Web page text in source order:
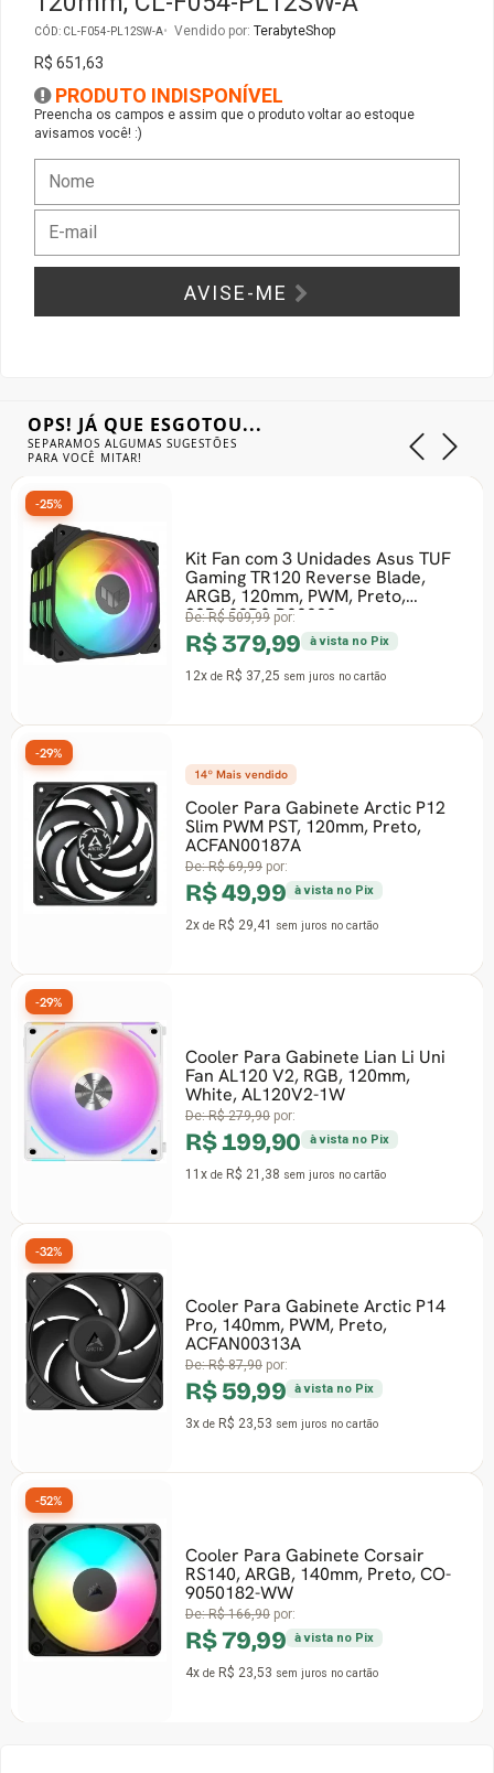
CÓD: CL-F054-PL12SW-A Vendido por: TerabyteShop
R$ 651,63
PRODUTO INDISPONÍVEL
Preencha os campos e assim que o produto voltar ao estoque
avisamos você! :)
AVISE-ME
OPS! JÁ QUE ESGOTOU...
SEPARAMOS ALGUMAS SUGESTÕES
PARA VOCÊ MITAR!
Kit Fan com 3 Unidades Asus TUF
Gaming TR120 Reverse Blade,
ARGB, 120mm, PWM, Preto,
90DA00D0-B00020
De: R$ 509,99por:
R$ 379,99 à vista no Pix
R$ 37,25sem juros no cartão
14º Mais vendido
Cooler Para Gabinete Arctic P12
Slim PWM PST, 120mm, Preto,
ACFAN00187A
De: R$ 69,99por:
R$ 49,99 à vista no Pix
R$ 29,41sem juros no cartão
Cooler Para Gabinete Lian Li Uni
Fan AL120 V2, RGB, 120mm,
White, AL120V2-1W
De: R$ 279,90por:
R$ 199,90 à vista no Pix
R$ 21,38sem juros no cartão
Cooler Para Gabinete Arctic P14
Pro, 140mm, PWM, Preto,
ACFAN00313A
De:R$ 87,90por:
R$ 59,99 à vista no Pix
R$ 23,53sem juros no cartão
Cooler Para Gabinete Corsair
RS140, ARGB, 140mm, Preto, CO-
9050182-WW
De: R$ 166,90por:
R$ 79,99 à vista no Pix
R$ 23,53sem juros no cartão
Gabinete Liketec
Ver Todos
Fonte Thermaltake
Fontes Diversas
Ver Todos